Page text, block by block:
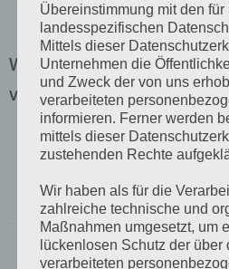
Wandpaneele, isoliert mit
verdeckte Befestigung
mm:
1000
Dicke in mm: 60, 80,
Übereinstimmung mit den
landesspezifischen
Mittels dieser
Unternehmen die
und Zweck der von uns
verarbeiteten
informieren. Ferner werden
mittels dieser
zustehenden Rechte
Wir haben als für die
zahlreiche technische und
Maßnahmen umgesetzt, um
lückenlosen Schutz der über
verarbeiteten